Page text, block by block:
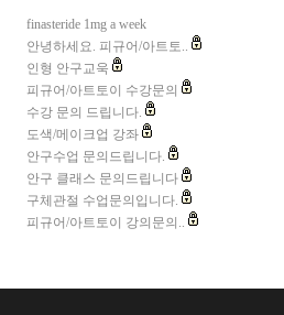
finasteride 1mg a week
안녕하세요. 피규어/아트토..
인형 안구교욱
피규어/아트토이 수강문의
수강 문의 드립니다.
도색/메이크업 강좌
안구수업 문의드립니다.
안구 클래스 문의드립니다
구체관절 수업문의입니다.
피규어/아트토이 강의문의..